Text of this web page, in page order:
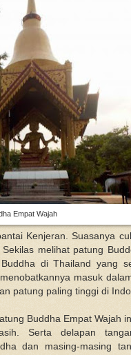
Empat Wajah
Kenjeran. Suasanya
melihat patung
di Thailand yang
masuk
patung paling tinggi di
Buddha Empat Wajah
Serta delapan
dan masing-masing